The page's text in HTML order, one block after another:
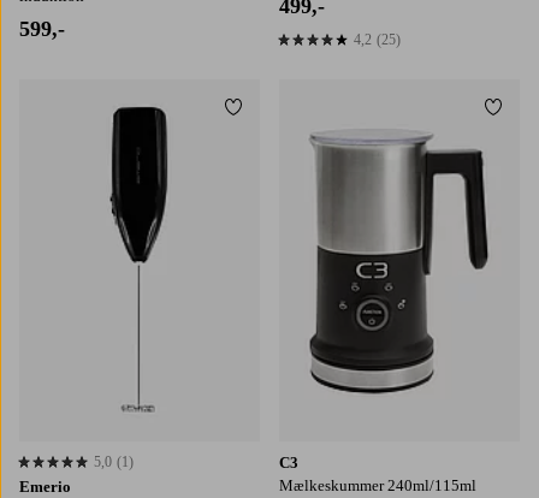
599,-
499,-
4,2 baseret på 25 bedømmelser
4,2 (25)
Emerio
5,0 baseret på 1 bedømmelser
5,0 (1)
Tilføj til favoritter
C3
Mælkeskummer 240ml/115ml